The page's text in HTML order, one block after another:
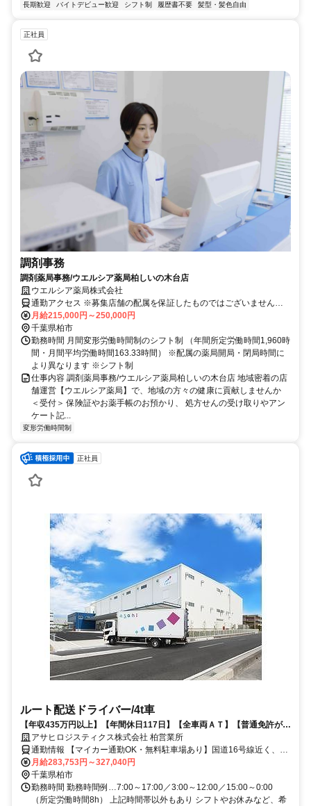
長期歓迎
バイトデビュー歓迎 シフト制 履歴書不要 髪型・髪色自由
正社員
調剤事務
調剤薬局事務/ウエルシア薬局柏しいの木台店
ウエルシア薬局株式会社
通勤アクセス ※募集店舗の配属を保証したものではございませんの
で予めご了承ください ※配属店舗は上記店舗以外の可能性がござい
ます ※勤務店舗の指定は出来かねます。 勤務区分を下記の３つから
選択 ＜エリア職＞ 原則として転居を伴う異動はございません。 自宅
から50km圏内、通勤片道90分圏内での配属店舗となります。 ＜リー
ジョナル職＞ 異動の範囲は本拠地とその隣接県または直線距離で概
ね100km以内 ※社宅制度・赴任手当制度あり ＜ナショナル職＞ 全国
の店舗への異動あり ※社宅制度・赴任手当制度あり
月給215,000円～250,000円
千葉県柏市
勤務時間 月間変形労働時間制のシフト制 （年間所定労働時間1,960時
間・月間平均労働時間163.33時間） ※配属の薬局開局・閉局時間に
より異なります ※シフト制
仕事内容 調剤薬局事務/ウエルシア薬局柏しいの木台店 地域密着の店
舗運営【ウエルシア薬局】で、地域の方々の健康に貢献しませんか
＜受付＞ 保険証やお薬手帳のお預かり、 処方せんの受け取りやアン
ケート記...
変形労働時間制
正社員
ルート配送ドライバー/4t車
【年収435万円以上】【年間休日117日】【全車両ＡＴ】【普通免許があ
ればOK】など多くの人が働きやすい環境を整えています
アサヒロジスティクス株式会社 柏営業所
通勤情報 【マイカー通勤OK・無料駐車場あり】国道16号線近く、柏
駅から車で20分、鎌ヶ谷駅から車で26分
月給283,753円～327,040円
千葉県柏市
勤務時間 勤務時間例…7:00～17:00／3:00～12:00／15:00～0:00
（所定労働時間8h） 上記時間帯以外もあり シフトやお休みなど、希